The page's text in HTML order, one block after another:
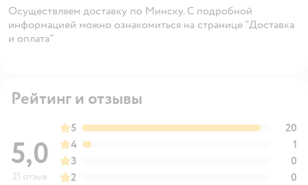
Осуществляем доставку по Минску. С подробной
информацией можно ознакомиться на странице "Доставка
и оплата"
Рейтинг и отзывы
5,0
21 отзыв
5
20
4
1
3
0
2
0